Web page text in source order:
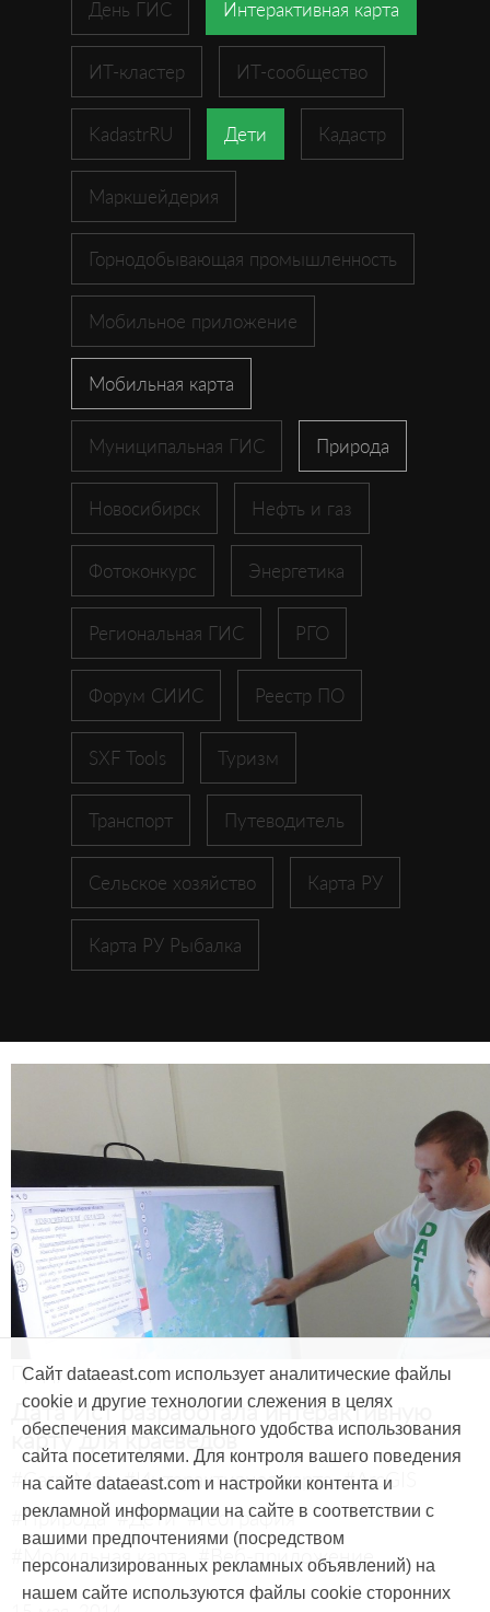
День ГИС Интерактивная карта
ИТ-кластер ИТ-сообщество
KadastrRU Дети Кадастр
Маркшейдерия
Горнодобывающая промышленность
Мобильное приложение
Мобильная карта
Муниципальная ГИС Природа
Новосибирск Нефть и газ
Фотоконкурс Энергетика
Региональная ГИС РГО
Форум СИИС Реестр ПО
SXF Tools Туризм
Транспорт Путеводитель
Сельское хозяйство Карта РУ
Карта РУ Рыбалка
Продукты и услуги
Дата Ист разработала интерактивную
карту для краеведов
#CarryMap #Интерактивная карта #ArcGIS
#Природа #Дети #География
#Мобильная карта #Веб-приложение
Сайт dataeast.com использует аналитические файлы
cookie и другие технологии слежения в целях
обеспечения максимального удобства использования
сайта посетителями. Для контроля вашего поведения
на сайте dataeast.com и настройки контента и
рекламной информации на сайте в соответствии с
вашими предпочтениями (посредством
персонализированных рекламных объявлений) на
нашем сайте используются файлы cookie сторонних